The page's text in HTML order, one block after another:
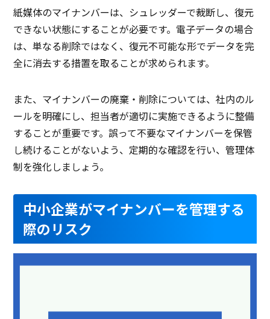
紙媒体のマイナンバーは、シュレッダーで裁断し、復元
できない状態にすることが必要です。電子データの場合
は、単なる削除ではなく、復元不可能な形でデータを完
全に消去する措置を取ることが求められます。
また、マイナンバーの廃棄・削除については、社内のル
ールを明確にし、担当者が適切に実施できるように整備
することが重要です。誤って不要なマイナンバーを保管
し続けることがないよう、定期的な確認を行い、管理体
制を強化しましょう。
中小企業がマイナンバーを管理する
際のリスク